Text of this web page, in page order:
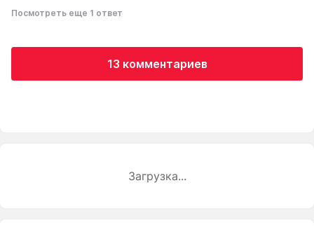
Посмотреть еще 1 ответ
13 комментариев
Загрузка...